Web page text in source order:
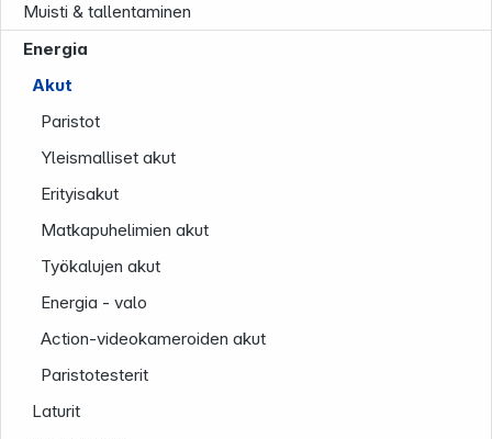
Muisti & tallentaminen
Energia
Akut
Paristot
Yleismalliset akut
Erityisakut
Matkapuhelimien akut
Työkalujen akut
Energia - valo
Action-videokameroiden akut
Paristotesterit
Laturit
Yritys